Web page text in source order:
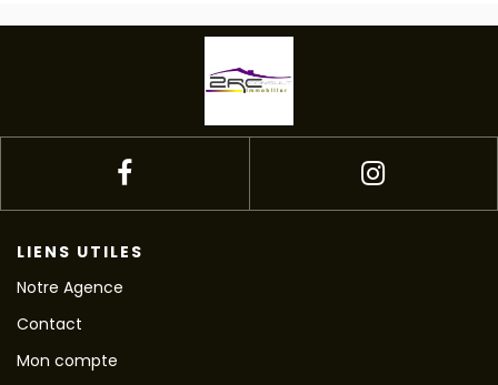
LIENS UTILES
Notre Agence
Contact
Mon compte